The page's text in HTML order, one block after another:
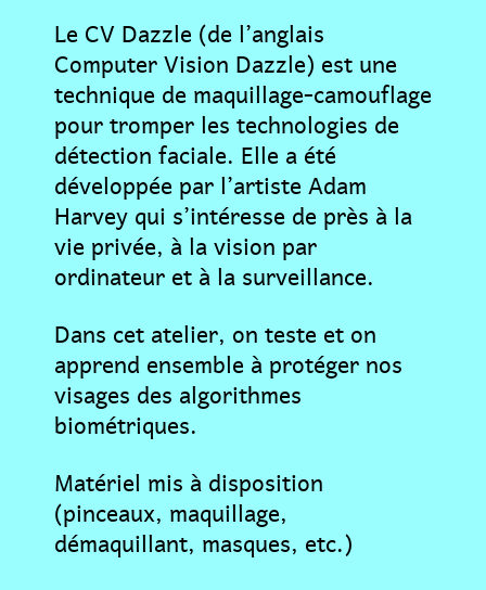
Le CV Dazzle (de l’anglais
Computer Vision Dazzle) est une
technique de maquillage-camouflage
pour tromper les technologies de
détection faciale. Elle a été
développée par l’artiste Adam
Harvey qui s’intéresse de près à la
vie privée, à la vision par
ordinateur et à la surveillance.
Dans cet atelier, on teste et on
apprend ensemble à protéger nos
visages des algorithmes
biométriques.
Matériel mis à disposition
(pinceaux, maquillage,
démaquillant, masques, etc.)